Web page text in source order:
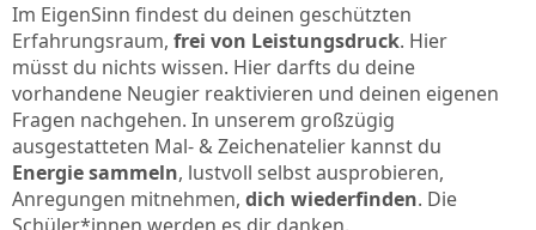
Im EigenSinn findest du deinen geschützten
Erfahrungsraum, frei von Leistungsdruck. Hier
müsst du nichts wissen. Hier darfts du deine
vorhandene Neugier reaktivieren und deinen eigenen
Fragen nachgehen. In unserem großzügig
ausgestatteten Mal- & Zeichenatelier kannst du
Energie sammeln, lustvoll selbst ausprobieren,
Anregungen mitnehmen, dich wiederfinden. Die